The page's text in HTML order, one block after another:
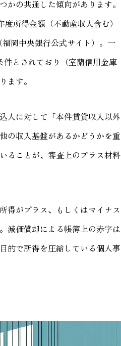
の共通した傾向があります。
所得金額（不動産収入含む）
岡中央銀行公式サイト）。一
とされており（室蘭信用金庫
ます。
人に対して「本件賃貸収入以外
の収入基盤があるかどうかを重
ることが、審査上のプラス材料
得がプラス、もしくはマイナス
減価償却による帳簿上の赤字は
的で所得を圧縮している個人事